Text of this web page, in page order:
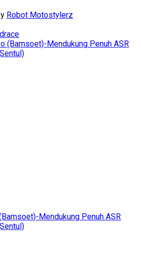
Robot Motostylerz
Mendukung Penuh ASR